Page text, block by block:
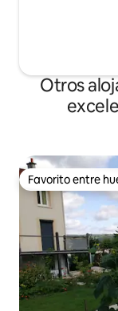
Otros
Favorito entre
Favorito entre